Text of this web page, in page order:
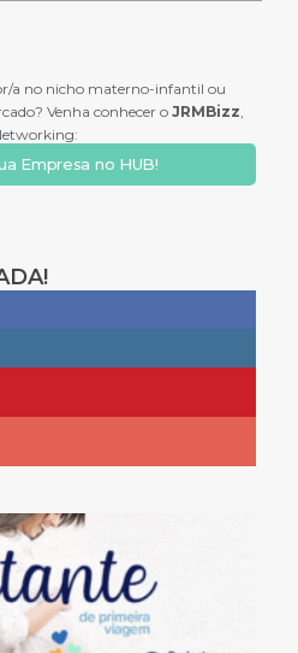
a no nicho materno-infantil ou
Venha conhecer o JRMBizz
Empresa no HUB!